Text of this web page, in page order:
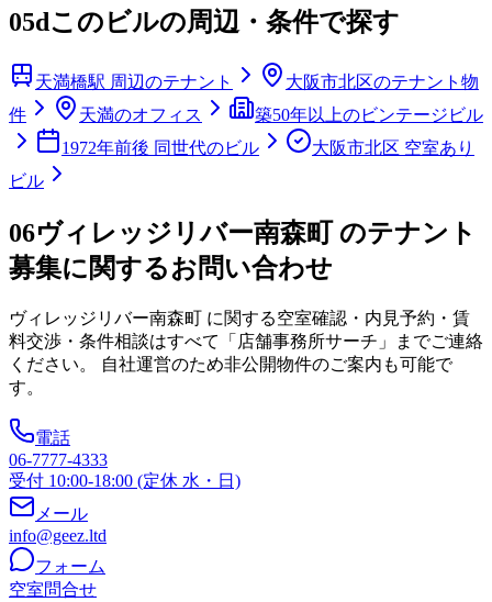
05dこのビルの周辺・条件で探す
天満橋駅 周辺のテナント
大阪市北区のテナント物
件
天満のオフィス
築50年以上のビンテージビル
1972年前後 同世代のビル
大阪市北区 空室あり
ビル
06ヴィレッジリバー南森町 のテナント
募集に関するお問い合わせ
ヴィレッジリバー南森町 に関する空室確認・内見予約・賃
料交渉・条件相談はすべて「店舗事務所サーチ」までご連絡
ください。 自社運営のため非公開物件のご案内も可能で
す。
電話
06-7777-4333
受付 10:00-18:00 (定休 水・日)
メール
info@geez.ltd
フォーム
空室問合せ